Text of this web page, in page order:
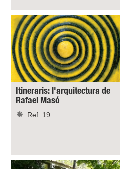
Itineraris: l'arquitectura de
Rafael Masó
Ref. 19